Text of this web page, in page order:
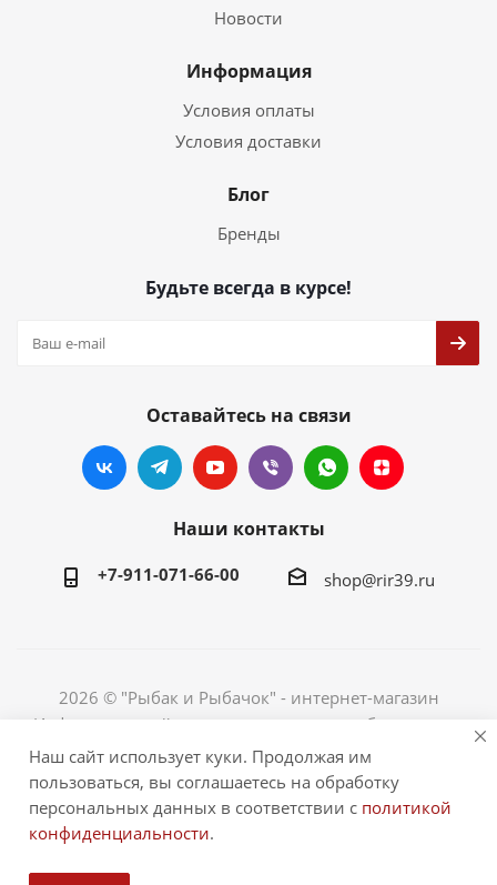
Новости
Информация
Условия оплаты
Условия доставки
Блог
Бренды
Будьте всегда в курсе!
Оставайтесь на связи
Наши контакты
+7-911-071-66-00 shop@rir39.ru
2026 © "Рыбак и Рыбачок" - интернет-магазин
Информация сайта защищена законом об авторских
правах. Индивидуальный предприниматель Рогов
Сергей Юрьевич. ИНН 390600967290. ОГРНИП
324390000064229.
Наш сайт использует куки. Продолжая им
пользоваться, вы соглашаетесь на обработку
персональных данных в соответствии с политикой
конфиденциальности.